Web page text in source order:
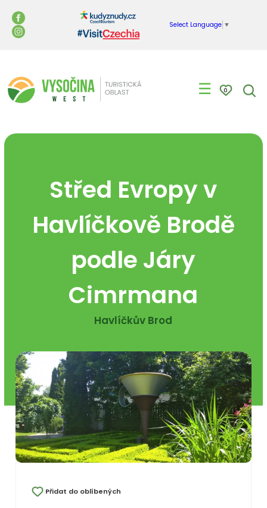
Select Language ▼
☰ 0
Střed Evropy v
Havlíčkově Brodě
podle Járy
Cimrmana
Havlíčkův Brod
Přidat do oblíbených